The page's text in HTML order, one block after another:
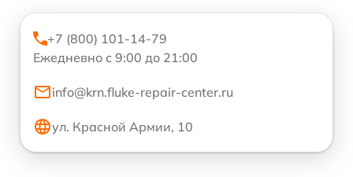
+7 (800) 101-14-79
Ежедневно с 9:00 до 21:00
info@krn.fluke-repair-center.ru
ул. Красной Армии, 10